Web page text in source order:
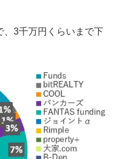
、3千万円くらいまで下